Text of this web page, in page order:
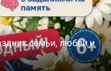
семьи, любви и